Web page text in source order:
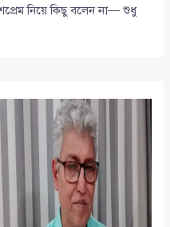
নিয়ে কিছু বলেন না— শুধু